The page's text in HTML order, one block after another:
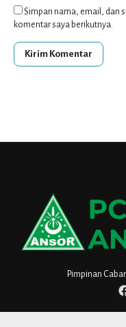
Simpan nama, email, dan
komentar saya berikutnya.
Pimpinan